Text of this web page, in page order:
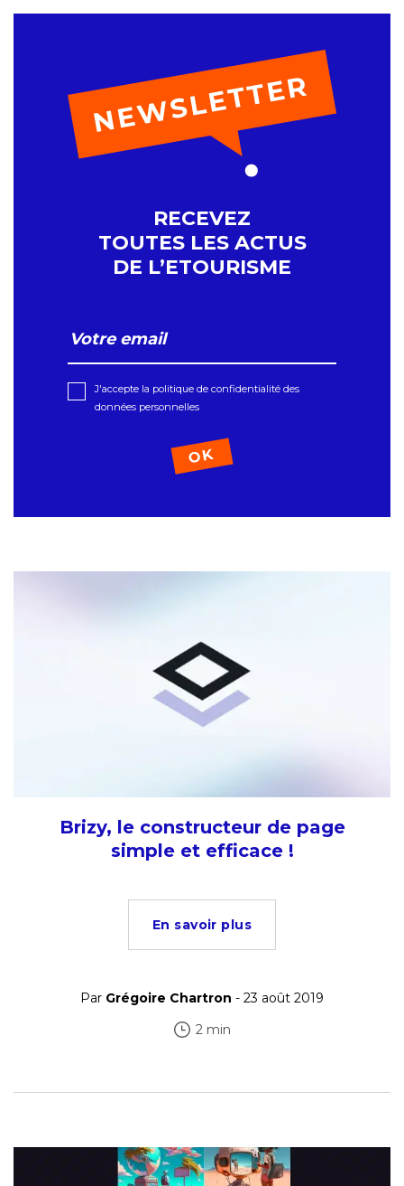
RECEVEZ
TOUTES LES ACTUS
DE L’ETOURISME
J'accepte la politique de confidentialité des
données personnelles
Brizy, le constructeur de page
simple et efficace !
En savoir plus
Par Grégoire Chartron - 23 août 2019
2 min